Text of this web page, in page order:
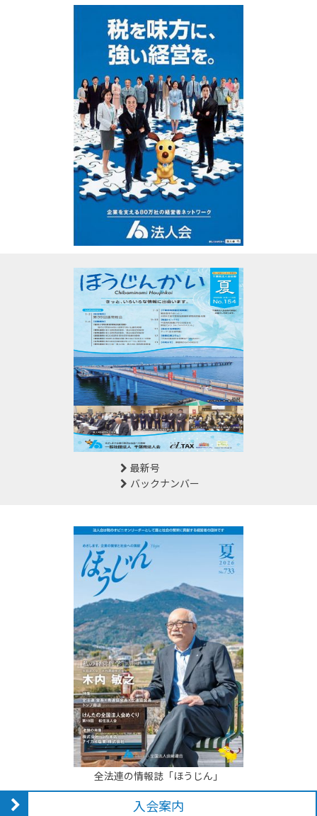
最新号
バックナンバー
全法連の情報誌「ほうじん」
入会案内